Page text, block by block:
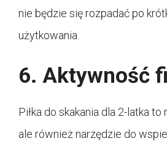
nie będzie się rozpadać po
użytkowania.
6. Aktywność
Piłka do skakania dla 2-latka to
ale również narzędzie do